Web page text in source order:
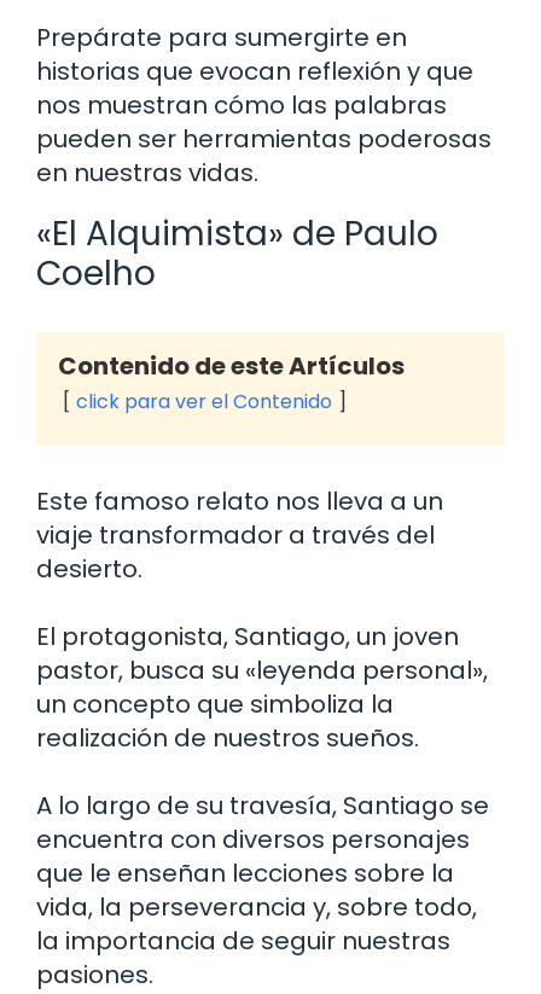
Prepárate para sumergirte en
historias que evocan reflexión y que
nos muestran cómo las palabras
pueden ser herramientas poderosas
en nuestras vidas.
«El Alquimista» de Paulo
Coelho
Contenido de este Artículos
click para ver el Contenido
Este famoso relato nos lleva a un
viaje transformador a través del
desierto.
El protagonista, Santiago, un joven
pastor, busca su «leyenda personal»,
un concepto que simboliza la
realización de nuestros sueños.
A lo largo de su travesía, Santiago se
encuentra con diversos personajes
que le enseñan lecciones sobre la
vida, la perseverancia y, sobre todo,
la importancia de seguir nuestras
pasiones.